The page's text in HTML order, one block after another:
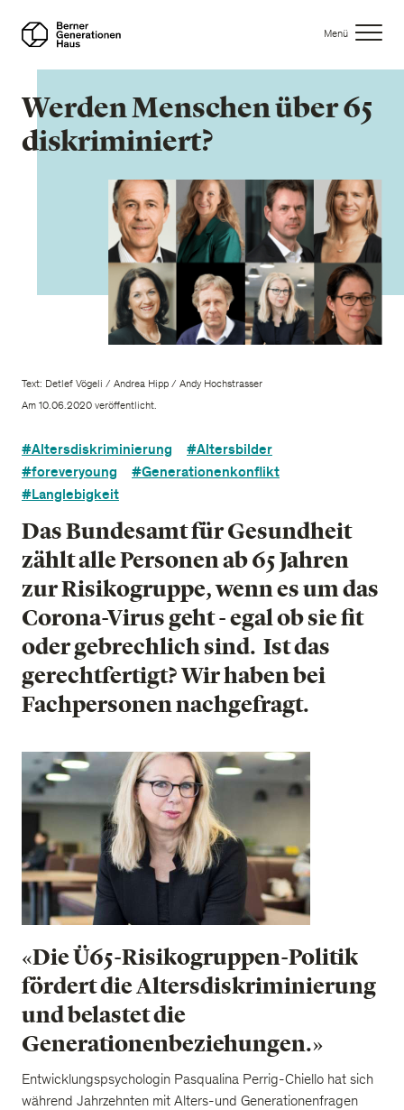
zum
Menü
Werden Menschen über 65
diskriminiert?
Text: Detlef Vögeli / Andrea Hipp / Andy Hochstrasser
Am 10.06.2020 veröffentlicht.
#Altersdiskriminierung
#Altersbilder
#foreveryoung
#Generationenkonflikt
#Langlebigkeit
Das Bundesamt für Gesundheit
zählt alle Personen ab 65 Jahren
zur Risikogruppe, wenn es um das
Corona-Virus geht - egal ob sie fit
oder gebrechlich sind. Ist das
gerechtfertigt? Wir haben bei
Fachpersonen nachgefragt.
«Die Ü65-Risikogruppen-Politik
fördert die Altersdiskriminierung
und belastet die
Generationenbeziehungen.»
Entwicklungspsychologin Pasqualina Perrig-Chiello hat sich
während Jahrzehnten mit Alters-und Generationenfragen